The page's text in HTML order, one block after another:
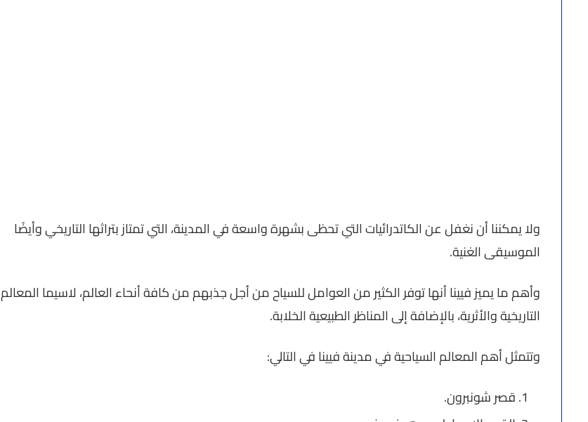
ولا يمكننا أن نغفل عن الكاتدرائيات التي تحظى بشهرة واسعة في المدينة، التي تمتاز بتراثها التاريخي وأيضًا
الموسيقى الغنية.
وأهم ما يميز فيينا أنها توفر الكثير من العوامل للسياح من أجل جذبهم من كافة أنحاء العالم، لاسيما المعالم
التاريخية والأثرية، بالإضافة إلى المناظر الطبيعية الخلابة.
وتتمثل أهم المعالم السياحية في مدينة فيينا في التالي:
قصر شونبرون.